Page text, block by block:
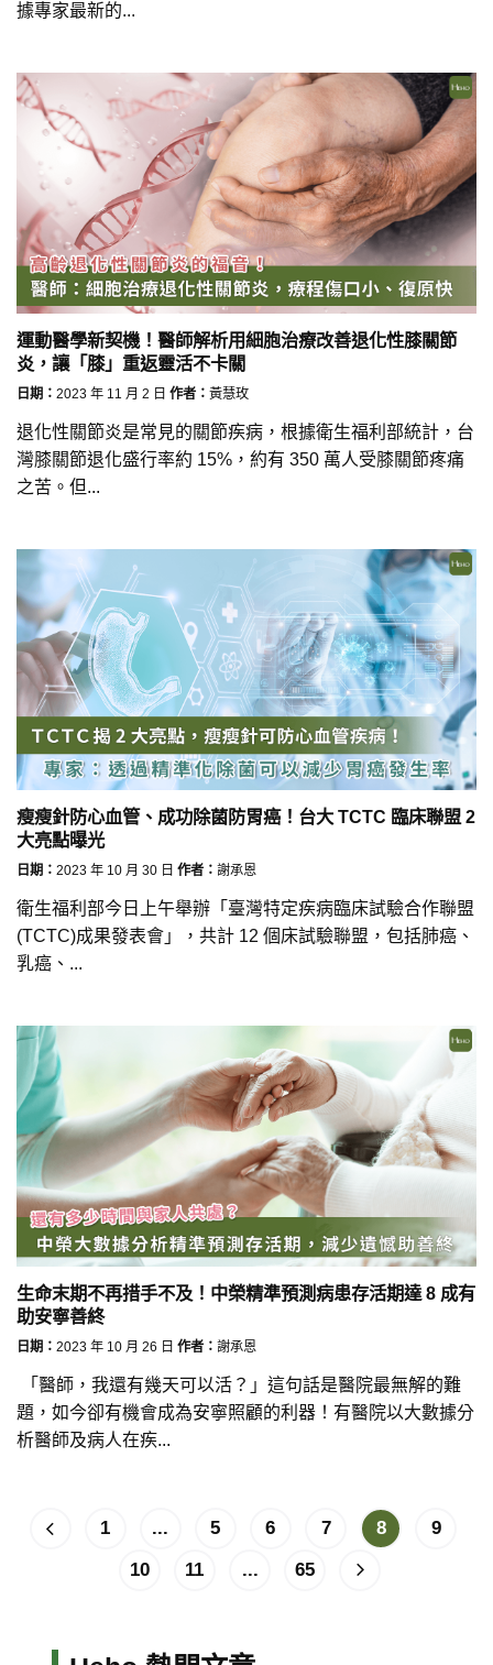
據專家最新的...
運動醫學新契機！醫師解析用細胞治療改善退化性膝關節
炎，讓「膝」重返靈活不卡關
日期： 2023 年 11 月 2 日 作者： 黃慧玫
退化性關節炎是常見的關節疾病，根據衛生福利部統計，台
灣膝關節退化盛行率約 15%，約有 350 萬人受膝關節疼痛
之苦。但...
瘦瘦針防心血管、成功除菌防胃癌！台大 TCTC 臨床聯盟 2
大亮點曝光
日期： 2023 年 10 月 30 日 作者： 謝承恩
衛生福利部今日上午舉辦「臺灣特定疾病臨床試驗合作聯盟
(TCTC)成果發表會」，共計 12 個床試驗聯盟，包括肺癌、
乳癌、...
生命末期不再措手不及！中榮精準預測病患存活期達 8 成有
助安寧善終
日期： 2023 年 10 月 26 日 作者： 謝承恩
「醫師，我還有幾天可以活？」這句話是醫院最無解的難
題，如今卻有機會成為安寧照顧的利器！有醫院以大數據分
析醫師及病人在疾...
1 ... 5 6 7 8
9
10
11 ... 65